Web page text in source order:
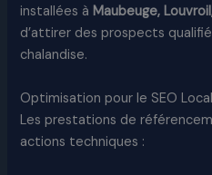
installées àMaubeuge,
d’attirer des prospects
chalandise.​
Optimisation pour le SEO Local
Les prestations de
actions techniques :​